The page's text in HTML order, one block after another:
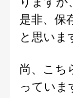
是非、保
と思いま
尚、こち
っていま